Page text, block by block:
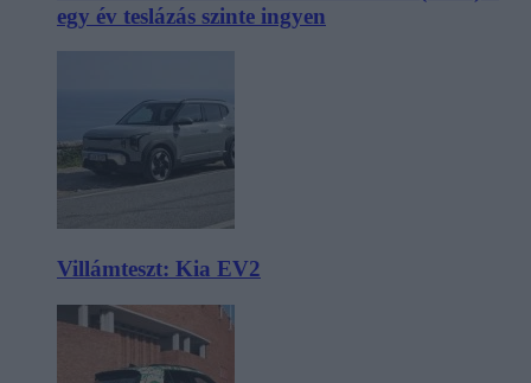
egy év teslázás szinte ingyen
Villámteszt: Kia EV2